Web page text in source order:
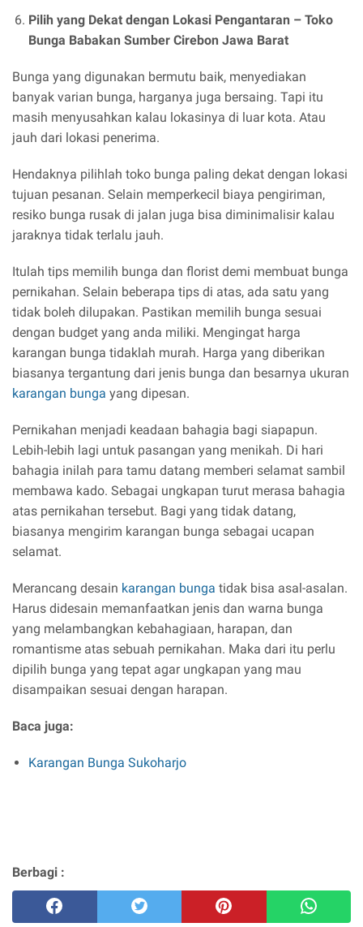
Pilih yang Dekat dengan Lokasi Pengantaran – Toko
Bunga Babakan Sumber Cirebon Jawa Barat
Bunga yang digunakan bermutu baik, menyediakan
banyak varian bunga, harganya juga bersaing. Tapi itu
masih menyusahkan kalau lokasinya di luar kota. Atau
jauh dari lokasi penerima.
Hendaknya pilihlah toko bunga paling dekat dengan lokasi
tujuan pesanan. Selain memperkecil biaya pengiriman,
resiko bunga rusak di jalan juga bisa diminimalisir kalau
jaraknya tidak terlalu jauh.
Itulah tips memilih bunga dan florist demi membuat bunga
pernikahan. Selain beberapa tips di atas, ada satu yang
tidak boleh dilupakan. Pastikan memilih bunga sesuai
dengan budget yang anda miliki. Mengingat harga
karangan bunga tidaklah murah. Harga yang diberikan
biasanya tergantung dari jenis bunga dan besarnya ukuran
karangan bunga yang dipesan.
Pernikahan menjadi keadaan bahagia bagi siapapun.
Lebih-lebih lagi untuk pasangan yang menikah. Di hari
bahagia inilah para tamu datang memberi selamat sambil
membawa kado. Sebagai ungkapan turut merasa bahagia
atas pernikahan tersebut. Bagi yang tidak datang,
biasanya mengirim karangan bunga sebagai ucapan
selamat.
Merancang desain karangan bunga tidak bisa asal-asalan.
Harus didesain memanfaatkan jenis dan warna bunga
yang melambangkan kebahagiaan, harapan, dan
romantisme atas sebuah pernikahan. Maka dari itu perlu
dipilih bunga yang tepat agar ungkapan yang mau
disampaikan sesuai dengan harapan.
Baca juga:
Karangan Bunga Sukoharjo
Berbagi :